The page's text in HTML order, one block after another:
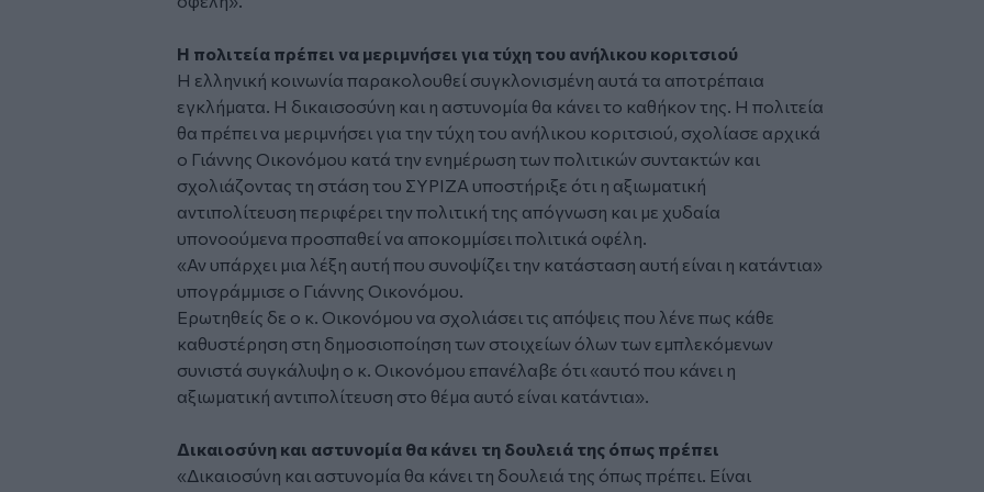
Η πολιτεία πρέπει να μεριμνήσει για τύχη του ανήλικου κοριτσιού
Η ελληνική κοινωνία παρακολουθεί συγκλονισμένη αυτά τα αποτρέπαια
εγκλήματα. Η δικαισοσύνη και η αστυνομία θα κάνει το καθήκον της. Η πολιτεία
θα πρέπει να μεριμνήσει για την τύχη του ανήλικου κοριτσιού, σχολίασε αρχικά
ο Γιάννης Οικονόμου κατά την ενημέρωση των πολιτικών συντακτών και
σχολιάζοντας τη στάση του ΣΥΡΙΖΑ υποστήριξε ότι η αξιωματική
αντιπολίτευση περιφέρει την πολιτική της απόγνωση και με χυδαία
υπονοούμενα προσπαθεί να αποκομμίσει πολιτικά οφέλη.
«Αν υπάρχει μια λέξη αυτή που συνοψίζει την κατάσταση αυτή είναι η κατάντια»
υπογράμμισε ο Γιάννης Οικονόμου.
Ερωτηθείς δε ο κ. Οικονόμου να σχολιάσει τις απόψεις που λένε πως κάθε
καθυστέρηση στη δημοσιοποίηση των στοιχείων όλων των εμπλεκόμενων
συνιστά συγκάλυψη ο κ. Οικονόμου επανέλαβε ότι «αυτό που κάνει η
αξιωματική αντιπολίτευση στο θέμα αυτό είναι κατάντια».
Δικαιοσύνη και αστυνομία θα κάνει τη δουλειά της όπως πρέπει
«Δικαιοσύνη και αστυνομία θα κάνει τη δουλειά της όπως πρέπει. Είναι